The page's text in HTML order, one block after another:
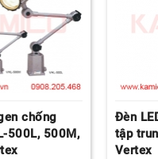
chống
500L, 500M,
Đèn
tập
Vertex